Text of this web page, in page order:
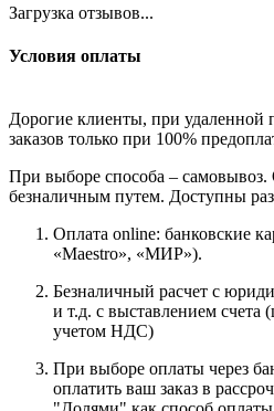
Загрузка отзывов...
Условия оплаты
Дорогие клиенты, при удаленной
заказов только при 100%
При выборе способа –
безналичным путем. Доступны
Оплата online: банковские
«Maestro», «МИР»).
Безналичный расчет с
и т.д. с выставлением счета
учетом НДС)
При выборе оплаты через
оплатить ваш заказ в